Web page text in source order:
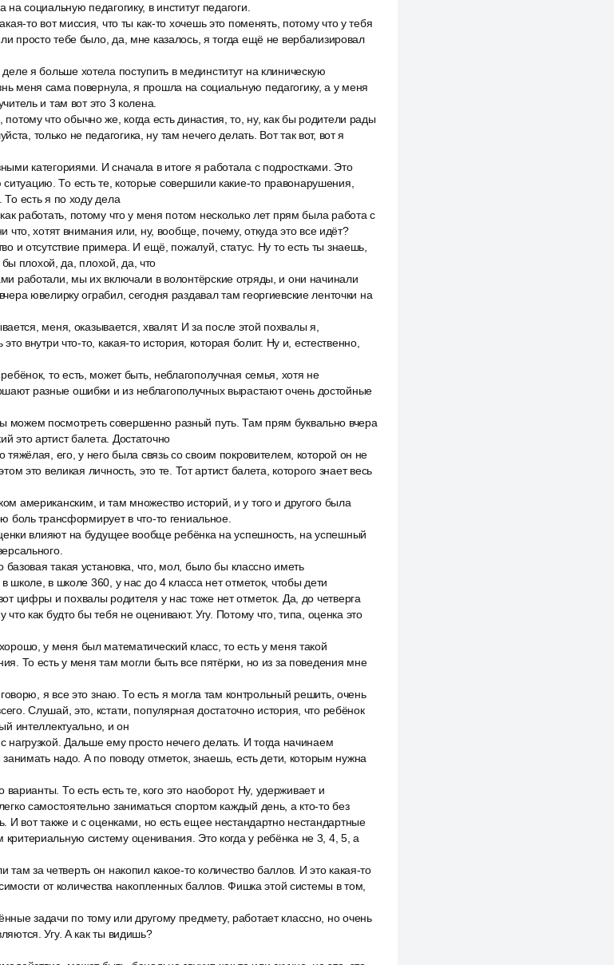
социальную педагогику, в институт педагоги.
то вот миссия, что ты как-то хочешь это поменять, потому что у тебя
просто тебе было, да, мне казалось, я тогда ещё не вербализировал
я больше хотела поступить в мединститут на клиническую
меня сама повернула, я прошла на социальную педагогику, а у меня
и там вот это 3 колена.
что обычно же, когда есть династия, то, ну, как бы родители рады
только не педагогика, ну там нечего делать. Вот так вот, вот я
категориями. И сначала в итоге я работала с подростками. Это
То есть те, которые совершили какие-то правонарушения,
То есть я по ходу дела
работать, потому что у меня потом несколько лет прям была работа с
что, хотят внимания или, ну, вообще, почему, откуда это все идёт?
и отсутствие примера. И ещё, пожалуй, статус. Ну то есть ты знаешь,
бы плохой, да, плохой, да, что
работали, мы их включали в волонтёрские отряды, и они начинали
ювелирку ограбил, сегодня раздавал там георгиевские ленточки на
меня, оказывается, хвалят. И за после этой похвалы я,
внутри что-то, какая-то история, которая болит. Ну и, естественно,
то есть, может быть, неблагополучная семья, хотя не
разные ошибки и из неблагополучных вырастают очень достойные
можем посмотреть совершенно разный путь. Там прям буквально вчера
это артист балета. Достаточно
тяжёлая, его, у него была связь со своим покровителем, которой он не
это великая личность, это те. Тот артист балета, которого знает весь
американским, и там множество историй, и у того и другого была
боль трансформирует в что-то гениальное.
влияют на будущее вообще ребёнка на успешность, на успешный
базовая такая установка, что, мол, было бы классно иметь
школе, в школе 360, у нас до 4 класса нет отметок, чтобы дети
цифры и похвалы родителя у нас тоже нет отметок. Да, до четверга
как будто бы тебя не оценивают. Угу. Потому что, типа, оценка это
у меня был математический класс, то есть у меня такой
То есть у меня там могли быть все пятёрки, но из за поведения мне
я все это знаю. То есть я могла там контрольный решить, очень
Слушай, это, кстати, популярная достаточно история, что ребёнок
интеллектуально, и он
нагрузкой. Дальше ему просто нечего делать. И тогда начинаем
надо. А по поводу отметок, знаешь, есть дети, которым нужна
То есть есть те, кого это наоборот. Ну, удерживает и
самостоятельно заниматься спортом каждый день, а кто-то без
И вот также и с оценками, но есть ещее нестандартно нестандартные
систему оценивания. Это когда у ребёнка не 3, 4, 5, а
за четверть он накопил какое-то количество баллов. И это какая-то
от количества накопленных баллов. Фишка этой системы в том,
задачи по тому или другому предмету, работает классно, но очень
Угу. А как ты видишь?